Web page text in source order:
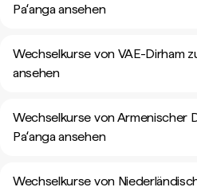
Paʻanga ansehen
Wechselkurse von VAE-Dirham
ansehen
Wechselkurse von Armenischer
Paʻanga ansehen
Wechselkurse von